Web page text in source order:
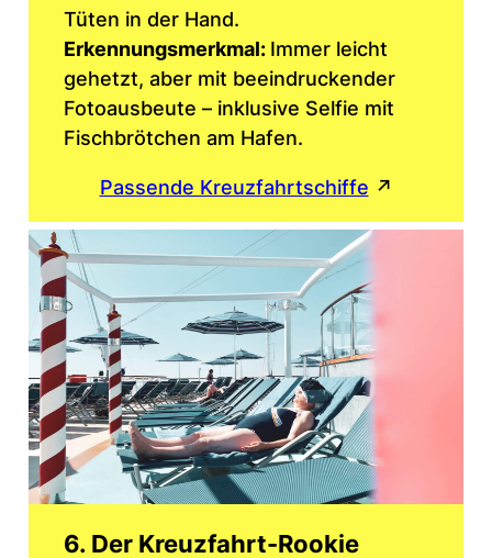
Tüten in der Hand.
Erkennungsmerkmal: Immer leicht
gehetzt, aber mit beeindruckender
Fotoausbeute – inklusive Selfie mit
Fischbrötchen am Hafen.
Passende Kreuzfahrtschiffe ↗
6. Der Kreuzfahrt-Rookie